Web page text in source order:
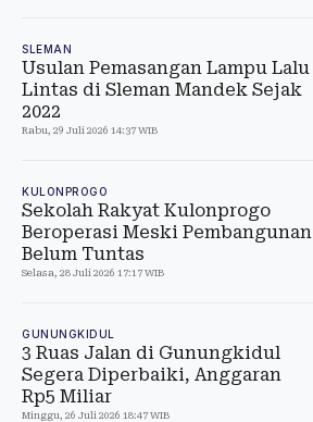
SLEMAN
Usulan Pemasangan Lampu Lalu
Lintas di Sleman Mandek Sejak
2022
Rabu, 29 Juli 2026 14:37 WIB
KULONPROGO
Sekolah Rakyat Kulonprogo
Beroperasi Meski Pembangunan
Belum Tuntas
Selasa, 28 Juli 2026 17:17 WIB
GUNUNGKIDUL
3 Ruas Jalan di Gunungkidul
Segera Diperbaiki, Anggaran
Rp5 Miliar
Minggu, 26 Juli 2026 18:47 WIB